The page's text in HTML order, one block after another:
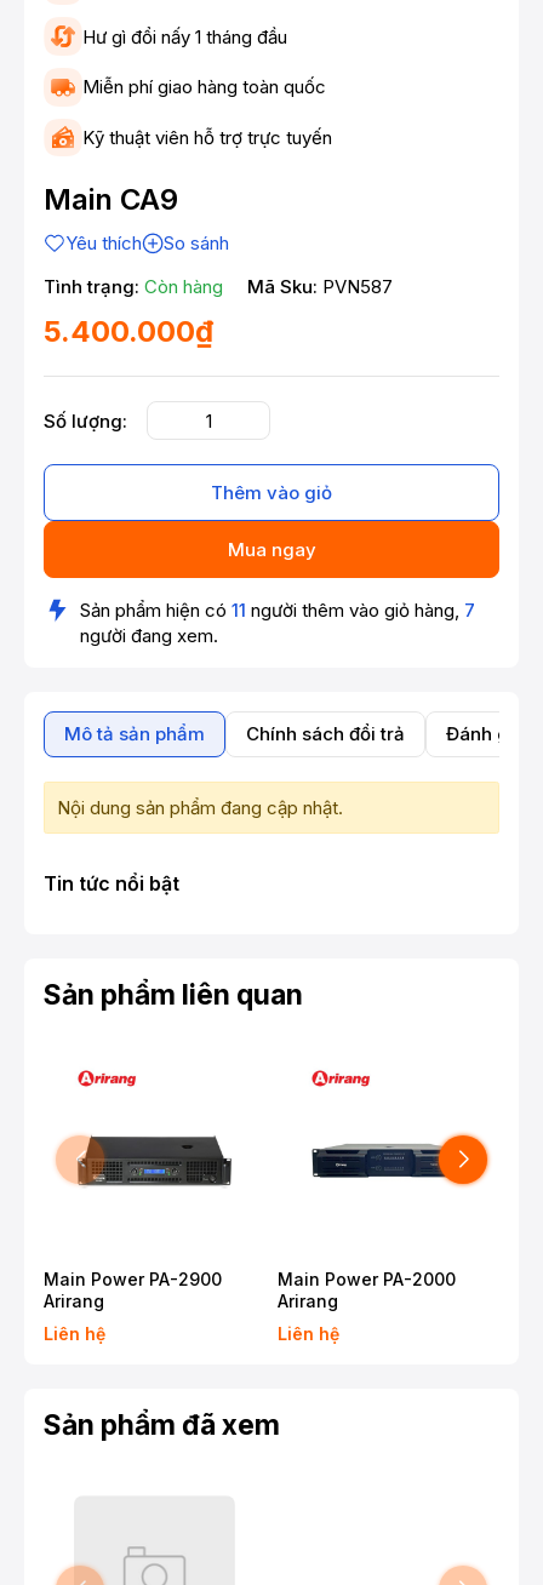
Hư gì đổi nấy 1 tháng đầu
Miễn phí giao hàng toàn quốc
Kỹ thuật viên hỗ trợ trực tuyến
Main CA9
Yêu thích
So sánh
Tình trạng: Còn hàng Mã Sku: PVN587
5.400.000₫
Số lượng:
Thêm vào giỏ
Mua ngay
Sản phẩm hiện có 11 người thêm vào giỏ hàng, 7
người đang xem.
Mô tả sản phẩm Chính sách đổi trả Đánh giá
Nội dung sản phẩm đang cập nhật.
Tin tức nổi bật
Sản phẩm liên quan
Main Power PA-2900
Arirang
Liên hệ
Main Power PA-2000
Arirang
Liên hệ
Sản phẩm đã xem